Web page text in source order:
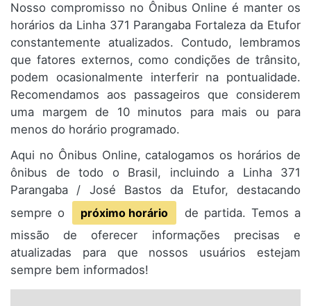
Nosso compromisso no Ônibus Online é manter os
horários da Linha 371 Parangaba Fortaleza da Etufor
constantemente atualizados. Contudo, lembramos
que fatores externos, como condições de trânsito,
podem ocasionalmente interferir na pontualidade.
Recomendamos aos passageiros que considerem
uma margem de 10 minutos para mais ou para
menos do horário programado.
Aqui no Ônibus Online, catalogamos os horários de
ônibus de todo o Brasil, incluindo a Linha 371
Parangaba / José Bastos da Etufor, destacando
sempre o
próximo horário
de partida. Temos a
missão de oferecer informações precisas e
atualizadas para que nossos usuários estejam
sempre bem informados!